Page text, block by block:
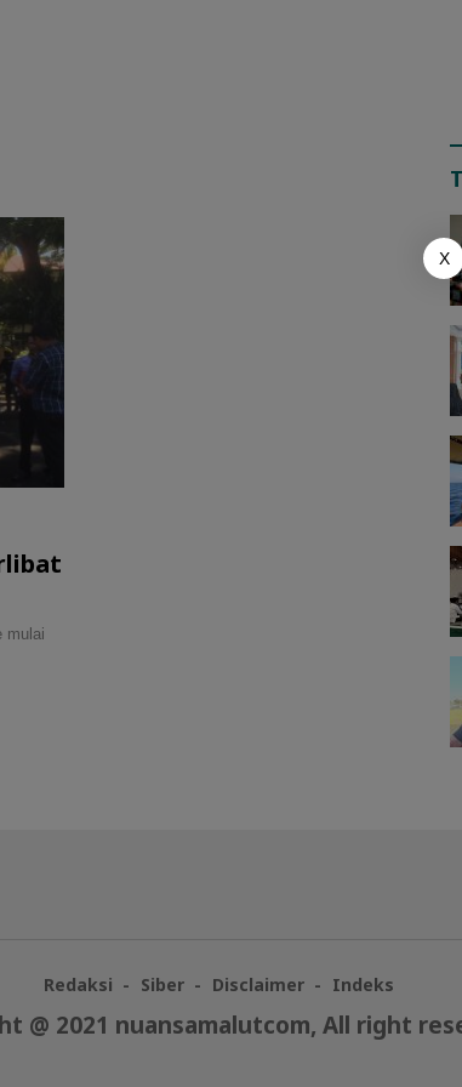
mulai
Redaksi Siber Disclaimer Indeks
@ 2021 nuansamalutcom, All right
X